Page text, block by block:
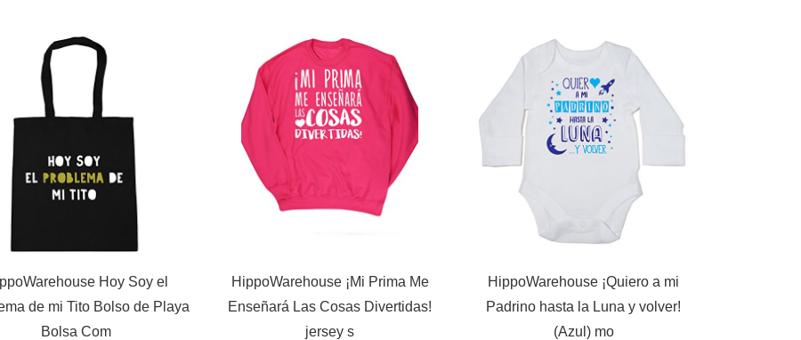
Hoy Soy el
de mi Tito Bolso de Playa
Bolsa Com
HippoWarehouse ¡Mi Prima Me
Enseñará Las Cosas Divertidas!
jersey s
HippoWarehouse ¡Quiero a mi
Padrino hasta la Luna y volver!
(Azul) mo